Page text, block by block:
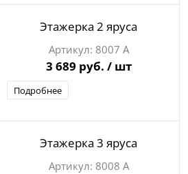
Этажерка 2 яруса
8007 А
3 689 руб. / шт
Подробнее
Этажерка 3 яруса
8008 А